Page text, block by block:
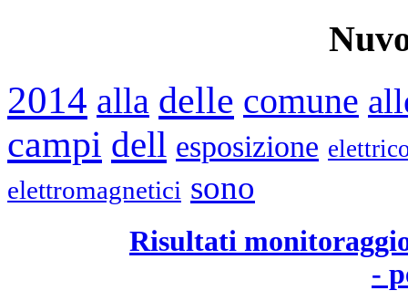
2014 alla delle comune
campi dell esposizione
elettromagnetici sono
Risultati
-